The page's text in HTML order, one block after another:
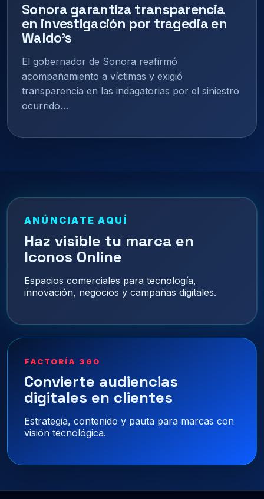
Sonora garantiza transparencia
en investigación por tragedia en
Waldo’s
El gobernador de Sonora reafirmó
acompañamiento a víctimas y exigió
transparencia en las indagatorias por el siniestro
ocurrido…
ANÚNCIATE AQUÍ
Haz visible tu marca en
Iconos Online
Espacios comerciales para tecnología,
innovación, negocios y campañas digitales.
FACTORÍA 360
Convierte audiencias
digitales en clientes
Estrategia, contenido y pauta para marcas con
visión tecnológica.